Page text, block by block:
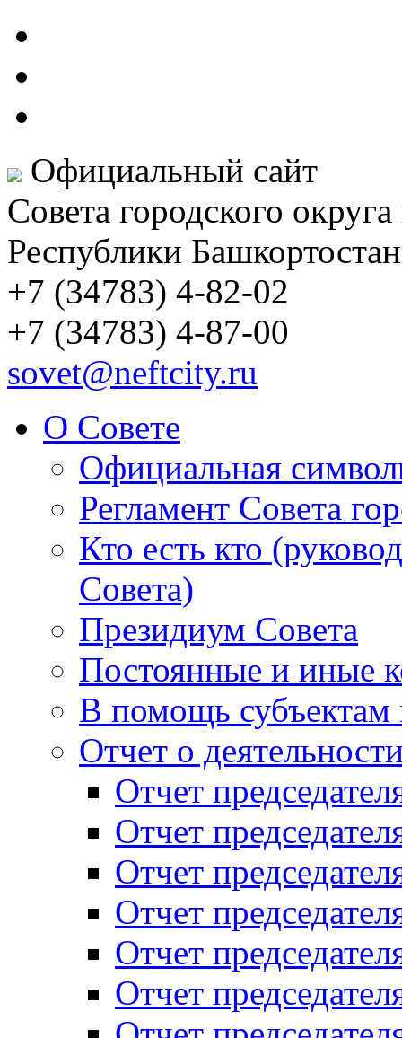
Официальный сайт
Совета городского
Республики Башкортостан
+7 (34783) 4-82-02
+7 (34783) 4-87-00
sovet@neftcity.ru
О Совете
Официальная
Регламент Совета
Кто есть кто
Совета)
Президиум Совета
Постоянные и иные
В помощь субъектам
Отчет о
Отчет
Отчет
Отчет
Отчет
Отчет
Отчет